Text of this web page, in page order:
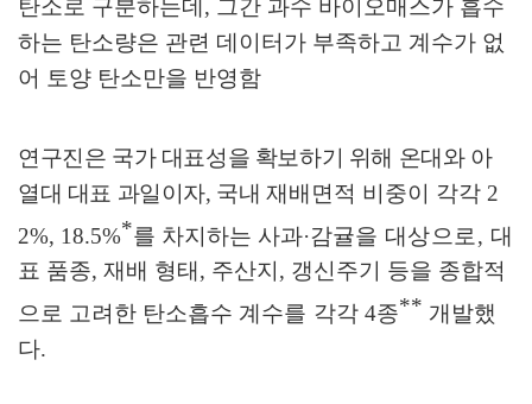
탄소로 구분하는데, 그간 과수 바이오매스가 흡수
하는 탄소량은 관련 데이터가 부족하고 계수가 없
어 토양 탄소만을 반영함
연구진은 국가 대표성을 확보하기 위해 온대와 아
열대 대표 과일이자, 국내 재배면적 비중이 각각 2
2%, 18.5%*를 차지하는 사과·감귤을 대상으로 , 대
표 품종, 재배 형태 , 주산지 , 갱신주기 등을 종합적
으로 고려한 탄소흡수 계수를 각각 4종** 개발했
다.